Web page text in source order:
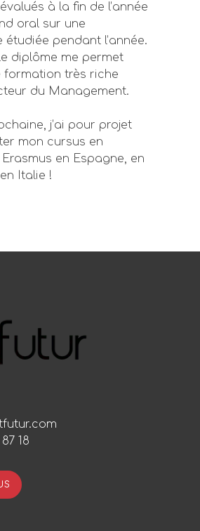
à la fin de l’année
oral sur une
étudiée pendant l’année.
diplôme me permet
formation très riche
du Management.
j’ai pour projet
mon cursus en
en Espagne, en
Italie !
18